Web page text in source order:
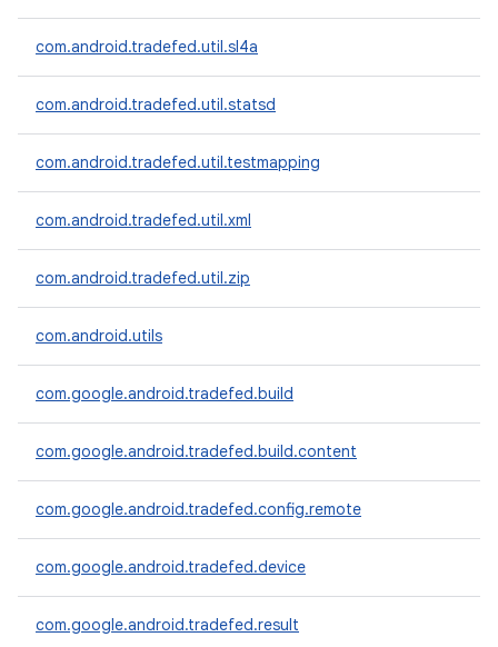
com.android.tradefed.util.sl4a
com.android.tradefed.util.statsd
com.android.tradefed.util.testmapping
com.android.tradefed.util.xml
com.android.tradefed.util.zip
com.android.utils
com.google.android.tradefed.build
com.google.android.tradefed.build.content
com.google.android.tradefed.config.remote
com.google.android.tradefed.device
com.google.android.tradefed.result